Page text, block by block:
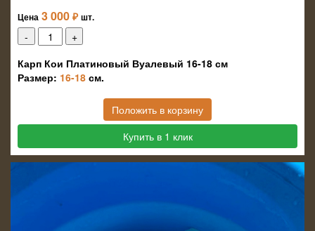
Цена 3 000 ₽ шт.
Карп Кои Платиновый Вуалевый 16-18 см
Размер: 16-18 см.
Положить в корзину
Купить в 1 клик